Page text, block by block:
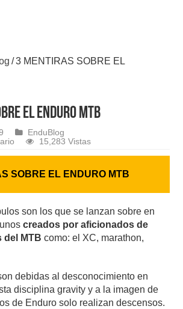
/3 MENTIRAS SOBRE EL
EL ENDURO MTB
EnduBlog
15,283 Vistas
SOBRE EL ENDURO MTB
son los que se lanzan sobre en
creados por aficionados de
del MTB como: el XC, marathon,
debidas al desconocimiento en
disciplina gravity y a la imagen de
de Enduro solo realizan descensos.